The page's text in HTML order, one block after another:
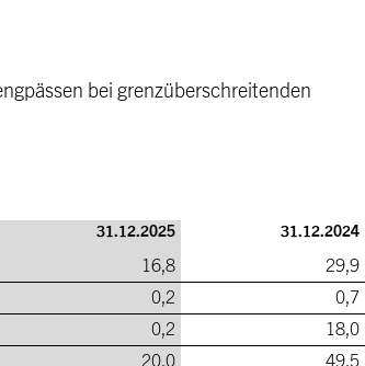
bei grenzüberschreitenden
31.12.2025 31.12.2024
16,8
29,9
0,2
0,7
0,2
18,0
20,0 49,5